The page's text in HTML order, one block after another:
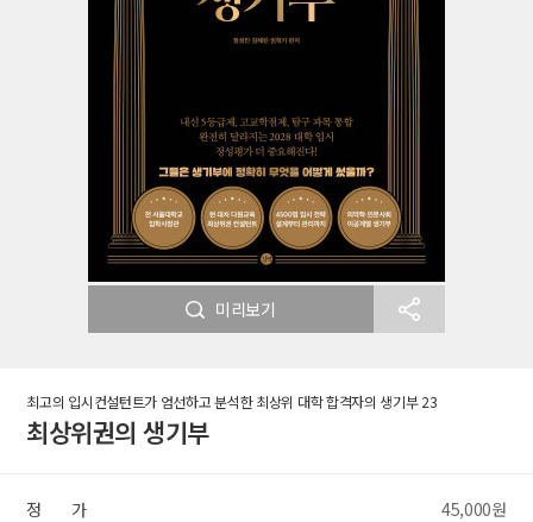
미리보기
최고의 입시컨설턴트가 엄선하고 분석한 최상위 대학 합격자의 생기부 23
최상위권의 생기부
정 가 45,000원